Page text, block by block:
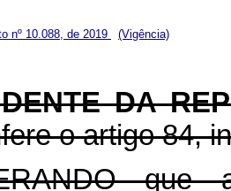
nº 10.088, de 2019
(Vigência)
DA
o artigo 84,